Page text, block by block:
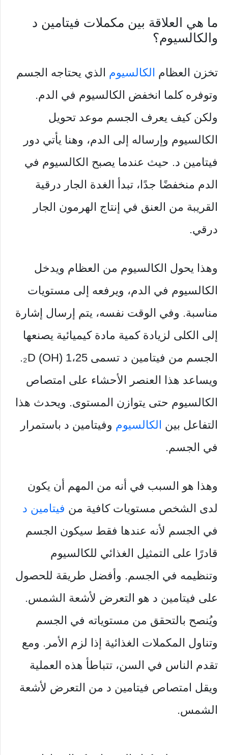
ما هي العلاقة بين مكملات فيتامين د
والكالسيوم؟
تخزن العظام الكالسيوم الذي يحتاجه الجسم
وتوفره كلما انخفض الكالسيوم في الدم.
ولكن كيف يعرف الجسم موعد تحويل
الكالسيوم وإرساله إلى الدم، وهنا يأتي دور
فيتامين د. حيث عندما يصبح الكالسيوم في
الدم منخفضًا جدًا، تبدأ الغدة الجار درقية
القريبة من العنق في إنتاج الهرمون الجار
درقي.
وهذا يحول الكالسيوم من العظام ويدخل
الكالسيوم في الدم، ويرفعه إلى مستويات
مناسبة. وفي الوقت نفسه، يتم إرسال إشارة
إلى الكلى لزيادة كمية مادة كيميائية يصنعها
الجسم من فيتامين د تسمى 1،25 (OH) ₂D.
ويساعد هذا العنصر الأحشاء على امتصاص
الكالسيوم حتى يتوازن المستوى. ويحدث هذا
التفاعل بين الكالسيوم وفيتامين د باستمرار
في الجسم.
وهذا هو السبب في أنه من المهم أن يكون
لدى الشخص مستويات كافية من فيتامين د
في الجسم لأنه عندها فقط سيكون الجسم
قادرًا على التمثيل الغذائي للكالسيوم
وتنظيمه في الجسم. وأفضل طريقة للحصول
على فيتامين د هو التعرض لأشعة الشمس.
ويُنصح بالتحقق من مستوياته في الجسم
وتناول المكملات الغذائية إذا لزم الأمر. ومع
تقدم الناس في السن، تتباطأ هذه العملية
ويقل امتصاص فيتامين د من التعرض لأشعة
الشمس.